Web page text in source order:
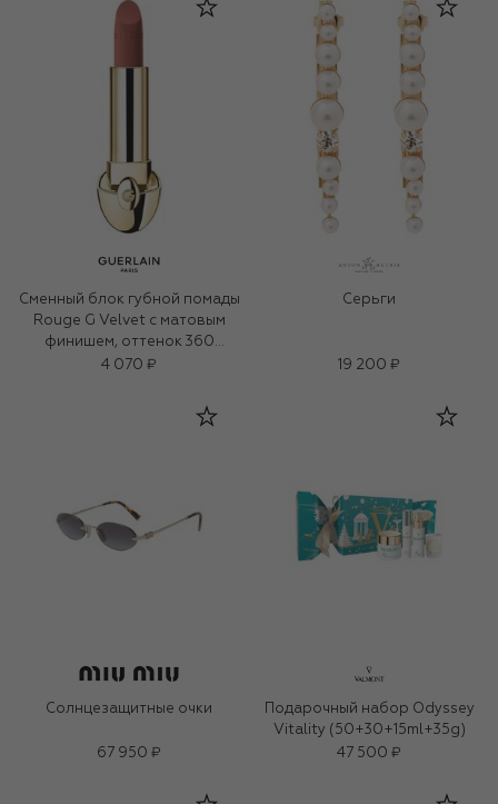
Сменный блок губной помады
Rouge G Velvet с матовым
финишем, оттенок 360
Бежевый нюд (3,5g)
4 070 ₽
Серьги
19 200 ₽
Солнцезащитные очки
67 950 ₽
Подарочный набор Odyssey
Vitality (50+30+15ml+35g)
47 500 ₽